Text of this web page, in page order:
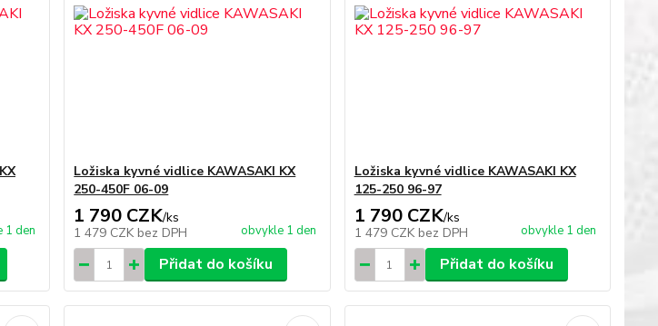
1 den
Ložiska kyvné vidlice KAWASAKI KX
250-450F 06-09
1 790 CZK/ks
1 479 CZK bez DPH obvykle 1 den
Přidat do košíku
Ložiska kyvné vidlice KAWASAKI KX
125-250 96-97
1 790 CZK/ks
1 479 CZK bez DPH obvykle 1 den
Přidat do košíku